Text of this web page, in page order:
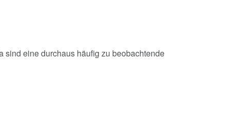
sind eine durchaus häufig zu beobachtende